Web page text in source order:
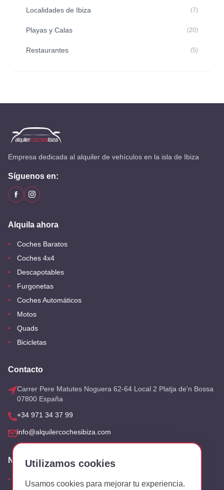
Localidades de Ibiza (7)
Playas y Calas (20)
Restaurantes (5)
Empresa dedicada al alquiler de vehículos en la isla de Ibiza
Síguenos en:
Alquila ahora
Coches Baratos
Coches 4x4
Descapotables
Furgonetas
Coches Automáticos
Motos
Quads
Bicicletas
Contacto
Carrer Pere Matutes Noguera 62-64 Local 2 Platja de'n Bossa
07800 España
+34 971 34 37 99
info@alquilercochesibiza.com
Nuestras Oficinas
Aeropuerto
Utilizamos cookies
Usamos cookies para mejorar tu experiencia.